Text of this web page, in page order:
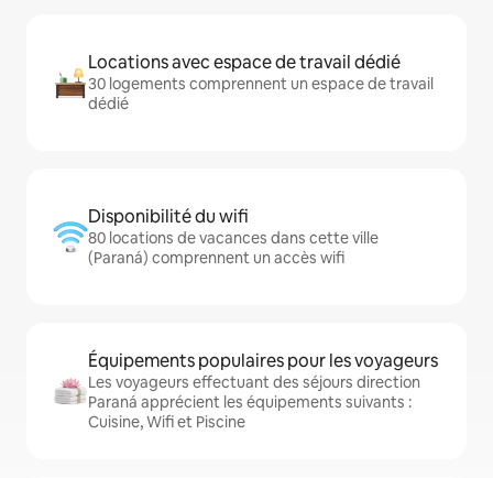
Locations avec espace de travail dédié
30 logements comprennent un espace de travail
dédié
Disponibilité du wifi
80 locations de vacances dans cette ville
(Paraná) comprennent un accès wifi
Équipements populaires pour les voyageurs
Les voyageurs effectuant des séjours direction
Paraná apprécient les équipements suivants :
Cuisine, Wifi et Piscine